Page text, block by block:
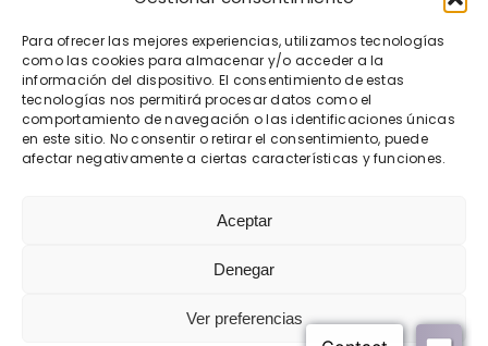
Para ofrecer las mejores experiencias, utilizamos tecnologías
como las cookies para almacenar y/o acceder a la
información del dispositivo. El consentimiento de estas
tecnologías nos permitirá procesar datos como el
comportamiento de navegación o las identificaciones únicas
en este sitio. No consentir o retirar el consentimiento, puede
afectar negativamente a ciertas características y funciones.
Aceptar
Denegar
Ver preferencias
«Financiado por la Unión Europea – NextGenerationEU.
Sin embargo, los puntos de vista y las opiniones expresadas
y no reflejan necesariamente los de la Unión Europea o la
Comisión Europea.
Ni la Unión Europea ni la Comisión Europea pueden ser